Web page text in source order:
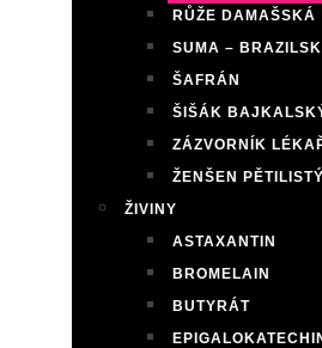
RŮŽE DAMAŠSKÁ
SUMA –
ŠAFRÁN
ŠIŠÁK
ZÁZVORNÍK
ŽENŠEN PĚTILISTÝ
ŽIVINY
ASTAXANTIN
BROMELAIN
BUTYRÁT